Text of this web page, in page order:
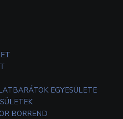
EGYESÜLETE
BORREND